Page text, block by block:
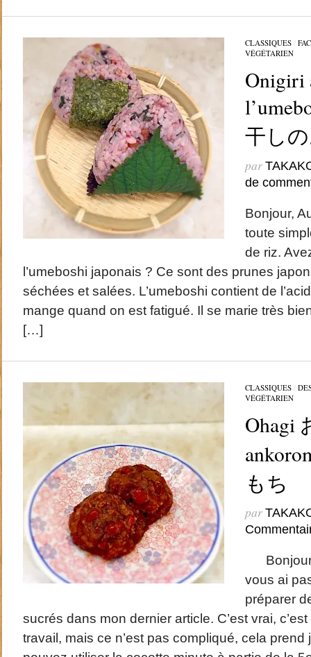
CLASSIQUES/
VÉGÉTARIEN
Onigiri
干し
par
de
Bonjour,
toute
de riz.
l’umeboshi japonais ? Ce sont des prunes
séchées et salées. L’umeboshi contient de
mange quand on est fatigué. Il se marie très
[…]
CLASSIQUES/
VÉGÉTARIEN
Ohagi
もち
par
Bonjour,
vous ai
préparer
sucrés dans mon dernier article. C’est vrai,
travail, mais ce n’est pas compliqué, cela prend